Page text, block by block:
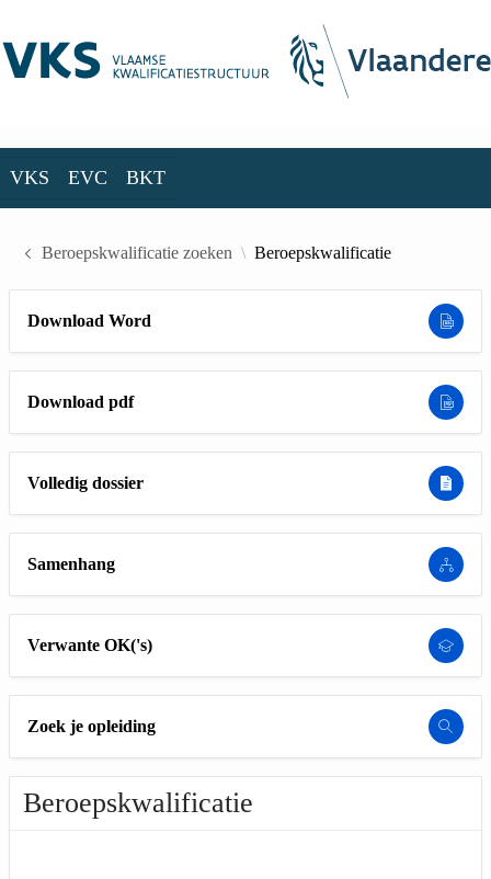
VKS EVC BKT
Beroepskwalificatie zoeken Beroepskwalificatie
Download Word
Download pdf
Volledig dossier
Samenhang
Verwante OK('s)
Zoek je opleiding
Beroepskwalificatie